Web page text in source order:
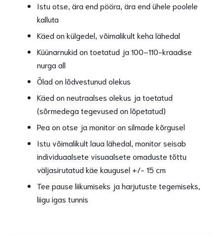
Istu otse, ära end pööra, ära end ühele poolele
kalluta
Käed on külgedel, võimalikult keha lähedal
Küünarnukid on toetatud ja 100–110-kraadise
nurga all
Õlad on lõdvestunud olekus
Käed on neutraalses olekus ja toetatud
(sõrmedega tegevused on lõpetatud)
Pea on otse ja monitor on silmade kõrgusel
Istu võimalikult laua lähedal, monitor seisab
individuaalsete visuaalsete omaduste tõttu
väljasirutatud käe kaugusel +/- 15 cm
Tee pause liikumiseks ja harjutuste tegemiseks,
liigu igas tunnis